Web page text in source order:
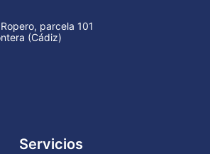
parcela 101
(Cádiz)
Servicios